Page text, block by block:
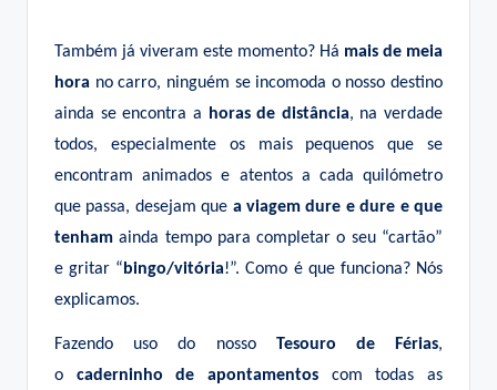
Também já viveram este momento? Há mais de meia
hora no carro, ninguém se incomoda o nosso destino
ainda se encontra a
horas de distância, na verdade
todos, especialmente os mais pequenos que se
encontram animados e atentos a cada quilómetro
que passa, desejam que a viagem dure e dure e que
tenhamainda tempo para completar o seu “cartão”
e gritar “bingo/vitória!”. Como é que funciona? Nós
explicamos.
Fazendo uso do nosso Tesouro de Férias,
o caderninho de apontamentos com todas as